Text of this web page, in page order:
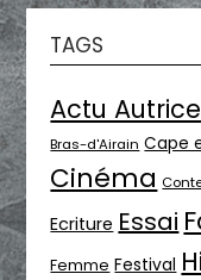
TAGS
Actu Autrice
Bras-d'Airain Cape
Cinéma
Ecriture Essai
Femme Festival